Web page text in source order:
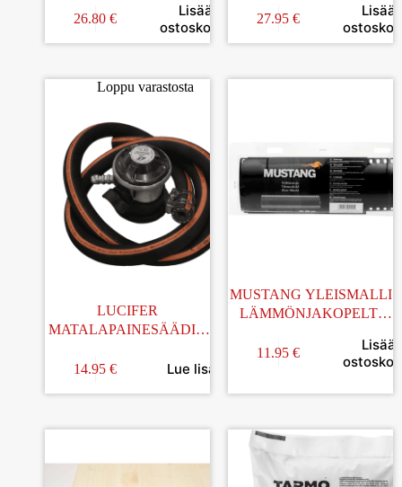
26.80 €
Lisää
ostoskoriin
27.95 €
Lisää
Loppu varastosta
LUCIFER
MATALAPAINESÄÄDIN
14.95 € Lue lisää
MUSTANG YLEISMALLI
LÄMMÖNJAKOPELTI
11.95 €
Lisää